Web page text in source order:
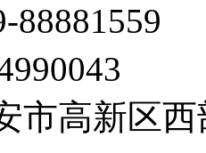
88881559
市高新区西